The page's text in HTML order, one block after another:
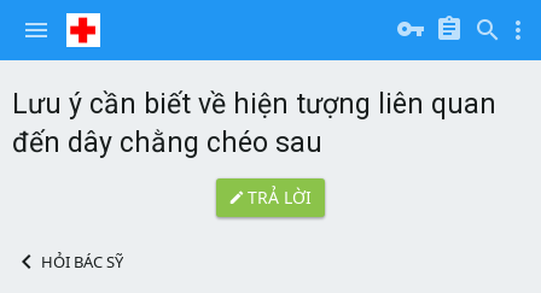
Lưu ý cần biết về hiện tượng liên quan
đến dây chằng chéo sau
TRẢ LỜI
HỎI BÁC SỸ